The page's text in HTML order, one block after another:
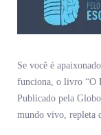
Se você é
funciona, o livro “O
Publicado pela
mundo vivo, repleta